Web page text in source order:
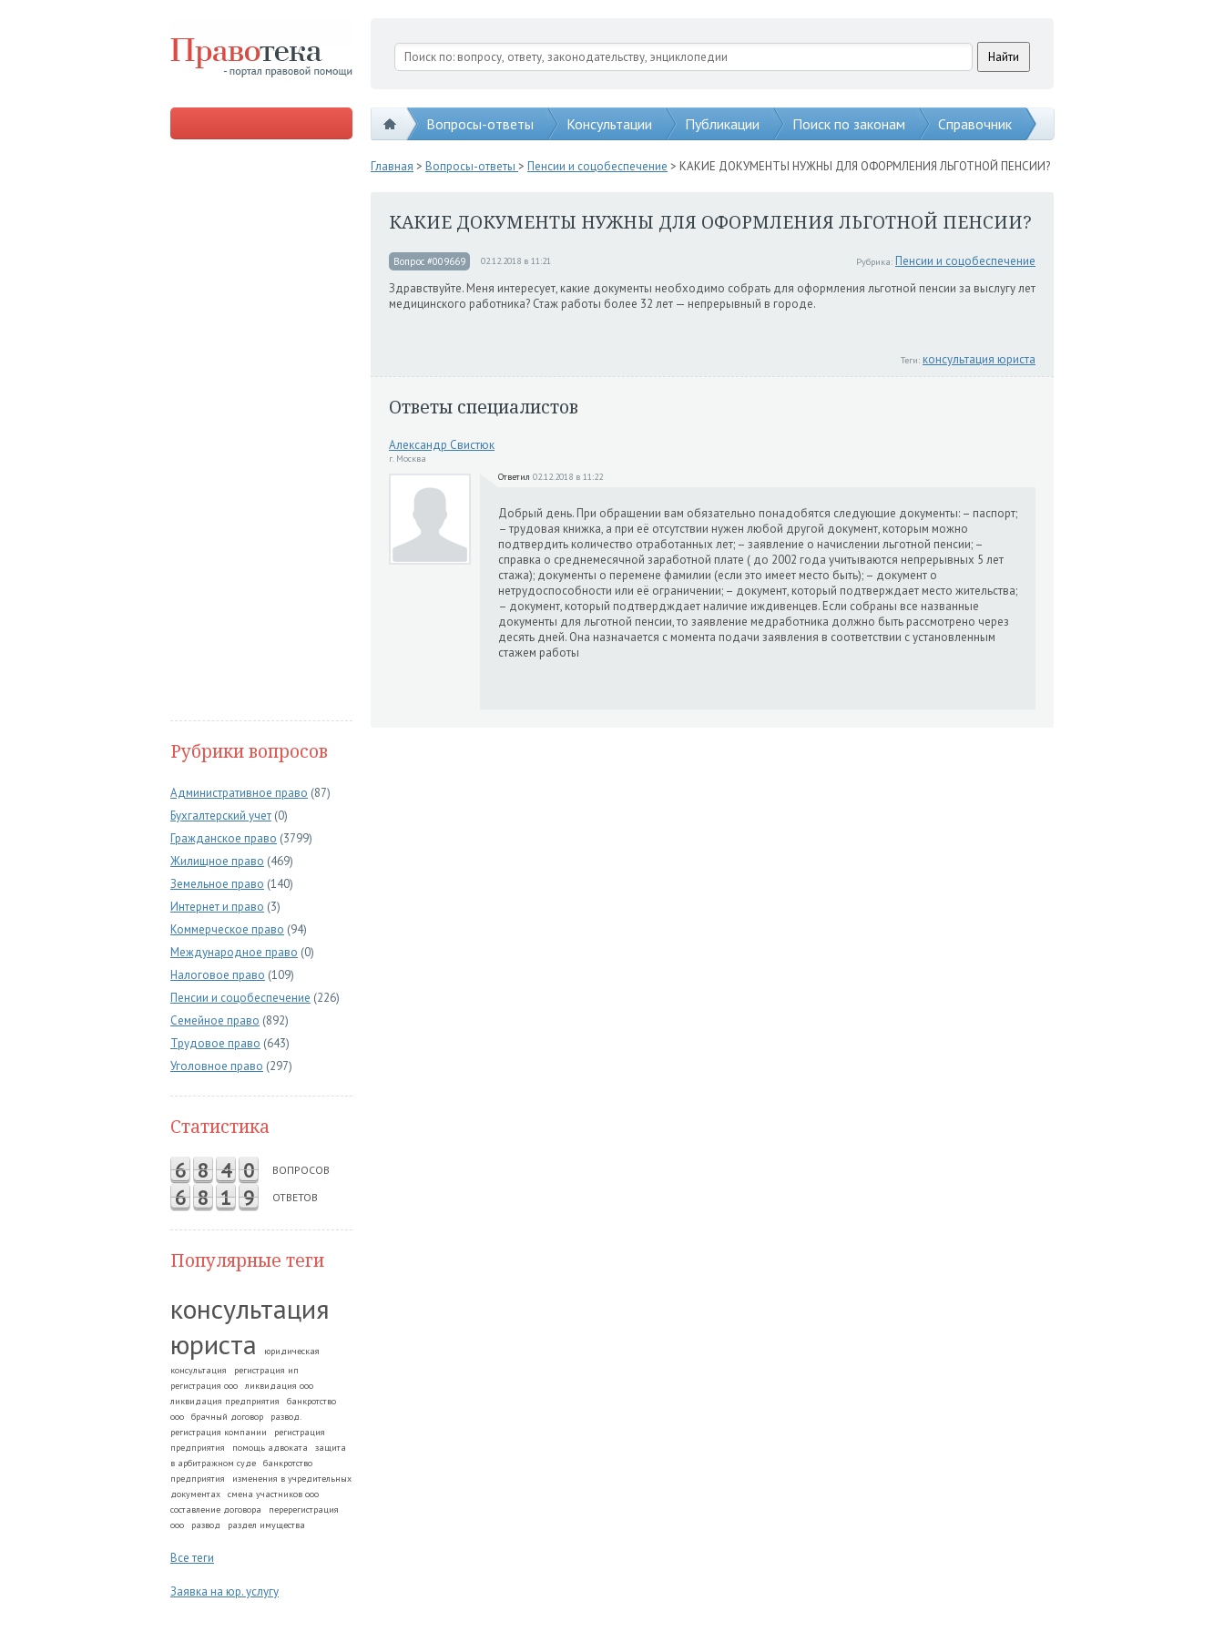
Вопросы-ответы Консультации Публикации Поиск по законам Справочник
Рубрики вопросов
Административное право (87)
Бухгалтерский учет (0)
Гражданское право (3799)
Жилищное право (469)
Земельное право (140)
Интернет и право (3)
Коммерческое право (94)
Международное право (0)
Налоговое право (109)
Пенсии и соцобеспечение (226)
Семейное право (892)
Трудовое право (643)
Уголовное право (297)
Статистика
6 8 4 0 ВОПРОСОВ
6 8 1 9 ОТВЕТОВ
Популярные теги
консультация
юриста
юридическая
консультация
регистрация ип
регистрация ооо
ликвидация ооо
ликвидация предприятия
банкротство
ооо
брачный договор
развод.
регистрация компании
регистрация
предприятия
помощь адвоката
защита
в арбитражном суде
банкротство
предприятия
изменения в учредительных
документах
смена участников ооо
составление договора
перерегистрация
ооо
развод раздел имущества
Все теги
Заявка на юр. услугу
Главная > Вопросы-ответы > Пенсии и соцобеспечение > КАКИЕ ДОКУМЕНТЫ НУЖНЫ ДЛЯ ОФОРМЛЕНИЯ ЛЬГОТНОЙ ПЕНСИИ?
КАКИЕ ДОКУМЕНТЫ НУЖНЫ ДЛЯ ОФОРМЛЕНИЯ ЛЬГОТНОЙ ПЕНСИИ?
Вопрос #009669 02.12.2018 в 11:21 Рубрика: Пенсии и соцобеспечение
Здравствуйте. Меня интересует, какие документы необходимо собрать для оформления льготной пенсии за выслугу лет
медицинского работника? Стаж работы более 32 лет — непрерывный в городе.
Теги: консультация юриста
Ответы специалистов
Александр Свистюк
г. Москва
Ответил 02.12.2018 в 11:22
Добрый день. При обращении вам обязательно понадобятся следующие документы: – паспорт;
– трудовая книжка, а при её отсутствии нужен любой другой документ, которым можно
подтвердить количество отработанных лет; – заявление о начислении льготной пенсии; –
справка о среднемесячной заработной плате ( до 2002 года учитываются непрерывных 5 лет
стажа); документы о перемене фамилии (если это имеет место быть); – документ о
нетрудоспособности или её ограничении; – документ, который подтверждает место жительства;
– документ, который подтвердждает наличие иждивенцев. Если собраны все названные
документы для льготной пенсии, то заявление медработника должно быть рассмотрено через
десять дней. Она назначается с момента подачи заявления в соответствии с установленным
стажем работы